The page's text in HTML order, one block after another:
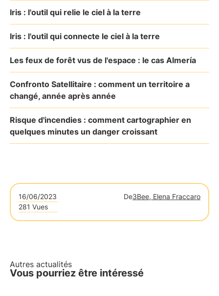
Iris : l'outil qui relie le ciel à la terre
Iris : l'outil qui connecte le ciel à la terre
Les feux de forêt vus de l'espace : le cas Almería
Confronto Satellitaire : comment un territoire a
changé, année après année
Risque d'incendies : comment cartographier en
quelques minutes un danger croissant
16/06/2023 De3Bee, Elena Fraccaro
281 Vues
Autres actualités
Vous pourriez être intéressé